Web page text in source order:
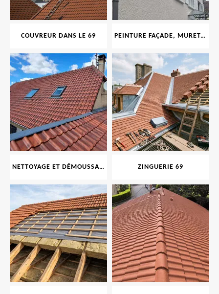
COUVREUR DANS LE 69 PEINTURE FAÇADE, MURET, TOITURE, BOISERIE, FERRONERIE, GOUTTIÈRE 69
NETTOYAGE ET DÉMOUSSAGE DE TOITURE ET FAÇADE 69 ZINGUERIE 69